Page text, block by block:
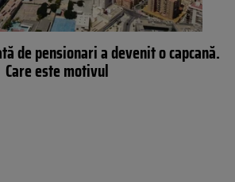
de pensionari a devenit o capcană.
Care este motivul